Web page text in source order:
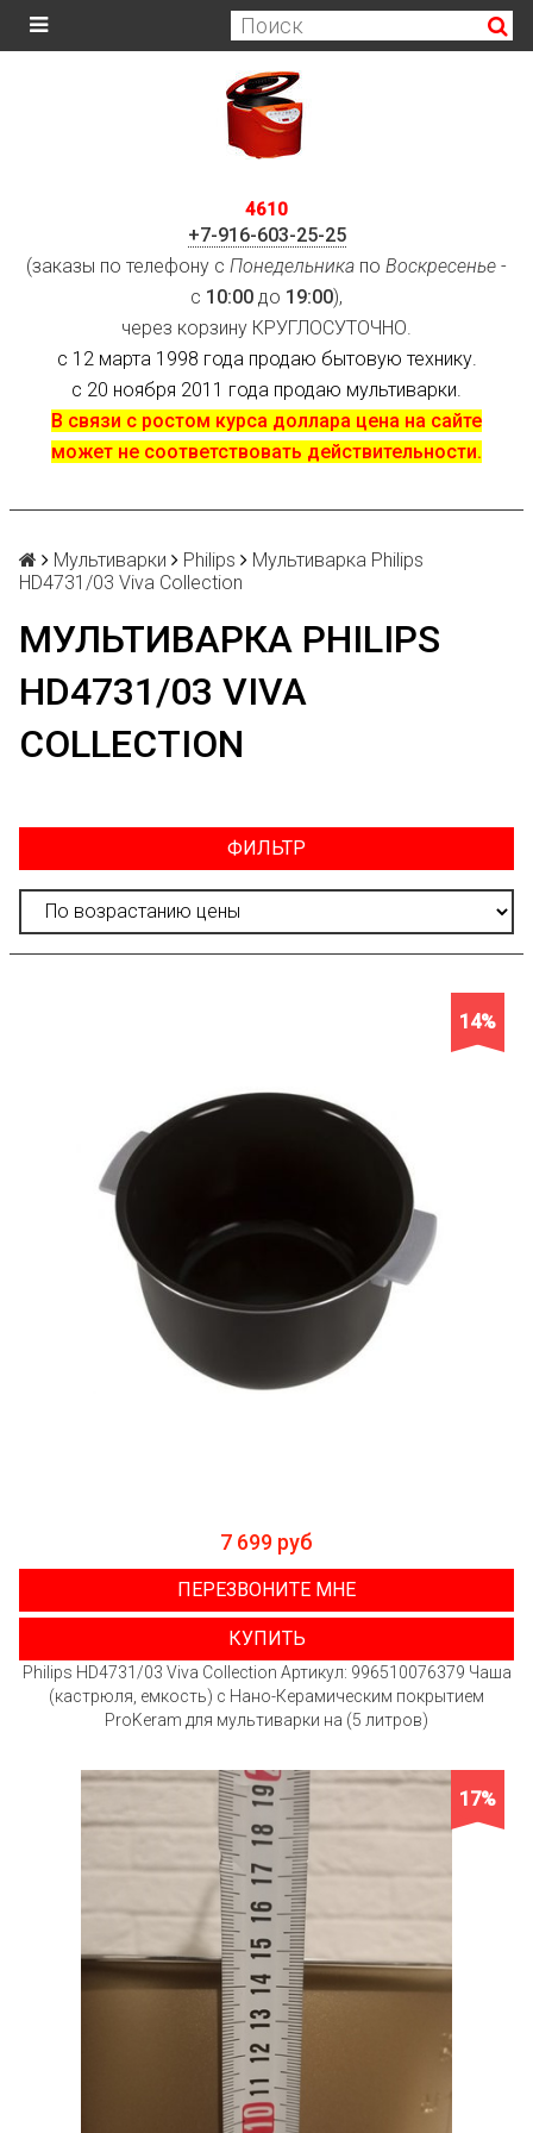
4610
+7-916-603-25-25
(заказы по телефону с Понедельника по Воскресенье -
с 10:00 до 19:00),
через корзину КРУГЛОСУТОЧНО.
с 12 марта 1998 года продаю бытовую технику.
с 20 ноября 2011 года продаю мультиварки.
В связи с ростом курса доллара цена на сайте
может не соответствовать действительности.
Мультиварки Philips
Мультиварка Philips
HD4731/03 Viva Collection
МУЛЬТИВАРКА PHILIPS
HD4731/03 VIVA
COLLECTION
ФИЛЬТР
14%
7 699 руб
ПЕРЕЗВОНИТЕ МНЕ
КУПИТЬ
Philips HD4731/03 Viva Collection Артикул: 996510076379 Чаша
(кастрюля, емкость) с Нано-Керамическим покрытием
ProKeram для мультиварки на (5 литров)
17%